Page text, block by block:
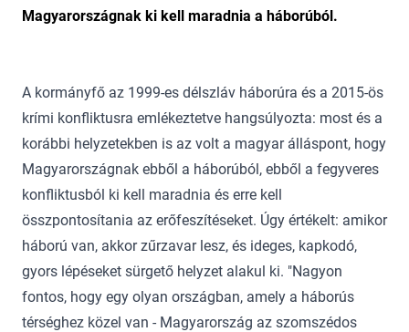
Magyarországnak ki kell maradnia a háborúból.
A kormányfő az 1999-es délszláv háborúra és a 2015-ös
krími konfliktusra emlékeztetve hangsúlyozta: most és a
korábbi helyzetekben is az volt a magyar álláspont, hogy
Magyarországnak ebből a háborúból, ebből a fegyveres
konfliktusból ki kell maradnia és erre kell
összpontosítania az erőfeszítéseket. Úgy értékelt: amikor
háború van, akkor zűrzavar lesz, és ideges, kapkodó,
gyors lépéseket sürgető helyzet alakul ki. "Nagyon
fontos, hogy egy olyan országban, amely a háborús
térséghez közel van - Magyarország az szomszédos